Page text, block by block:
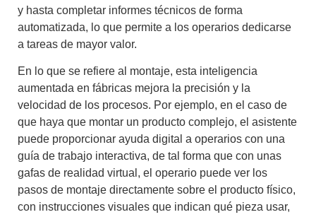
y hasta completar informes técnicos de forma
automatizada, lo que permite a los operarios dedicarse
a tareas de mayor valor.
En lo que se refiere al montaje, esta inteligencia
aumentada en fábricas mejora la precisión y la
velocidad de los procesos. Por ejemplo, en el caso de
que haya que montar un producto complejo, el asistente
puede proporcionar ayuda digital a operarios con una
guía de trabajo interactiva, de tal forma que con unas
gafas de realidad virtual , el operario puede ver los
pasos de montaje directamente sobre el producto físico,
con instrucciones visuales que indican qué pieza usar,